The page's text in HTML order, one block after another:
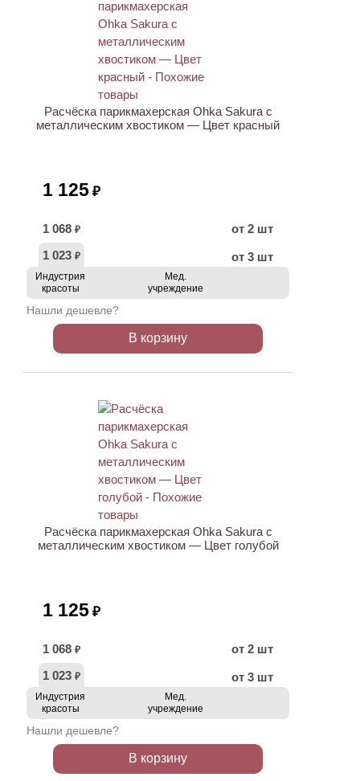
Расчёска парикмахерская Ohka Sakura с
металлическим хвостиком — Цвет красный
1 125 ₽
1 068 ₽
от 2 шт
1 023 ₽ от 3 шт
Индустрия
красоты
Мед.
учреждение
Нашли дешевле?
В корзину
Расчёска парикмахерская Ohka Sakura с
металлическим хвостиком — Цвет голубой
1 125 ₽
1 068 ₽
от 2 шт
1 023 ₽ от 3 шт
Индустрия
красоты
Мед.
учреждение
Нашли дешевле?
В корзину